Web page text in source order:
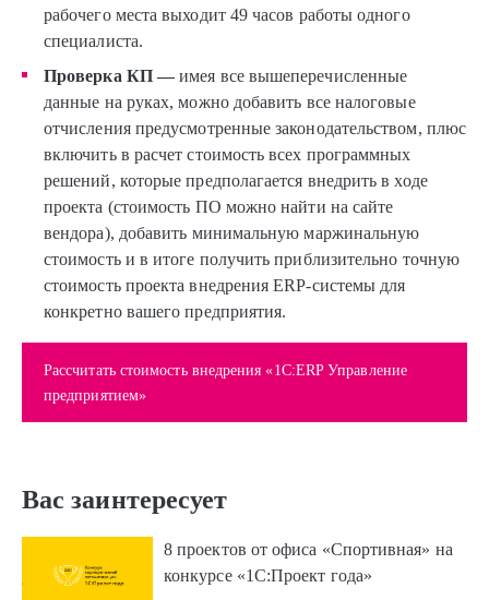
рабочего места выходит 49 часов работы одного
специалиста.
Проверка КП — имея все вышеперечисленные
данные на руках, можно добавить все налоговые
отчисления предусмотренные законодательством, плюс
включить в расчет стоимость всех программных
решений, которые предполагается внедрить в ходе
проекта (стоимость ПО можно найти на сайте
вендора), добавить минимальную маржинальную
стоимость и в итоге получить приблизительно точную
стоимость проекта внедрения ERP-системы для
конкретно вашего предприятия.
Рассчитать стоимость внедрения «1С:ERP Управление
предприятием»
Вас заинтересует
8 проектов от офиса «Спортивная» на
конкурсе «1С:Проект года»